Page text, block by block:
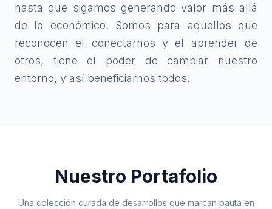
hasta que sigamos generando valor más allá
de lo económico. Somos para aquellos que
reconocen el conectarnos y el aprender de
otros, tiene el poder de cambiar nuestro
entorno, y así beneficiarnos todos.
Nuestro Portafolio
Una colección curada de desarrollos que marcan pauta en